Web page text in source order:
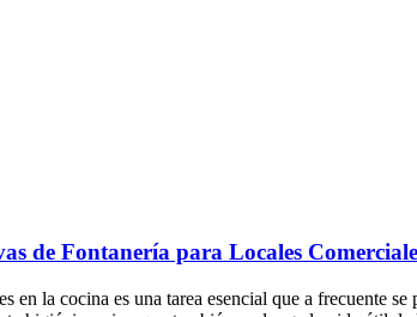
de Fontanería para Locales
en la cocina es una tarea esencial que a frecuente